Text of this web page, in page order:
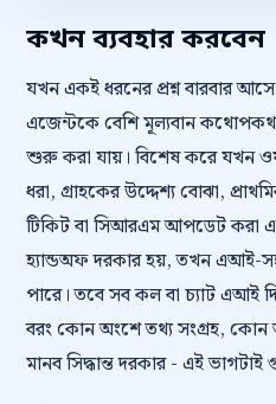
কখন ব্যবহার করবেন
যখন একই ধরনের প্রশ্ন বারবার
এজেন্টকে বেশি মূল্যবান
শুরু করা যায়। বিশেষ করে যখন
ধরা, গ্রাহকের উদ্দেশ্য বোঝা,
টিকিট বা সিআরএম আপডেট করা
হ্যান্ডঅফ দরকার হয়, তখন এআই-
পারে। তবে সব কল বা চ্যাট এআই
বরং কোন অংশে তথ্য সংগ্রহ,
মানব সিদ্ধান্ত দরকার - এই ভাগটাই